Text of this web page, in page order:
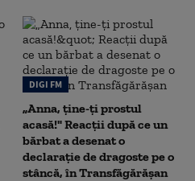
DIGI FM
„Anna, ţine-ţi prostul
acasă!" Reacţii după ce un
bărbat a desenat o
declaraţie de dragoste pe o
stâncă, în Transfăgărăşan